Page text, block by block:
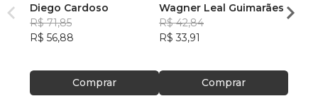
Diego Cardoso
R$ 71,85
R$ 56,88
Comprar
Wagner Leal Guimarães
R$ 42,84
R$ 33,91
Comprar
ainda
Carla